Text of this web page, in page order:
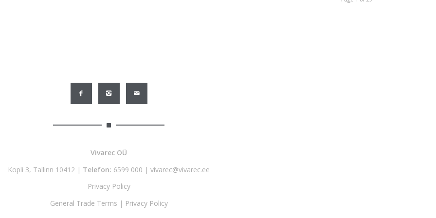
Vivarec OÜ
Kopli 3, Tallinn 10412 | Telefon: 6599 000 |vivarec@vivarec.ee
Privacy Policy
General Trade Terms | Privacy Policy